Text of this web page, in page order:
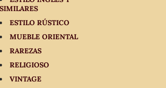
SIMILARES
ESTILO RÚSTICO
MUEBLE ORIENTAL
RAREZAS
RELIGIOSO
VINTAGE